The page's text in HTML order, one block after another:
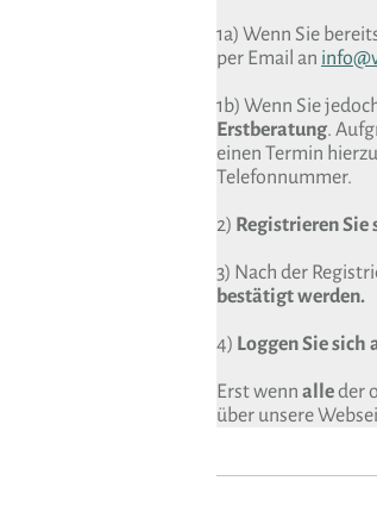
1a) Wenn Sie
per Email an
1b) Wenn Sie
Erstberatung.
einen Termin
Telefonnummer.
2) Registrieren Sie
3) Nach der
bestätigt werden.
4) Loggen Sie sich
Erst wennalleder
über unsere